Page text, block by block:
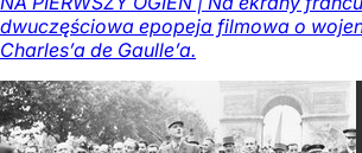
dwuczęściowa epopeja filmowa o
Charles’a de Gaulle’a.